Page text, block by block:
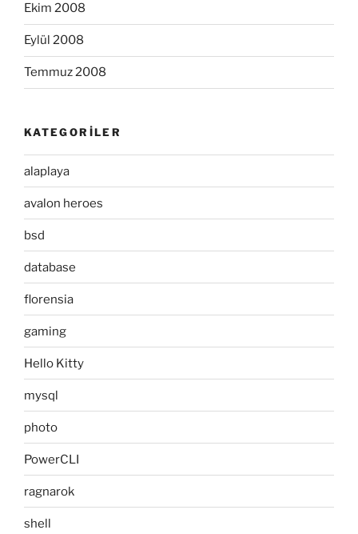
Ekim 2008
Eylül 2008
Temmuz 2008
KATEGORILER
alaplaya
avalon heroes
bsd
database
florensia
gaming
Hello Kitty
mysql
photo
PowerCLI
ragnarok
shell